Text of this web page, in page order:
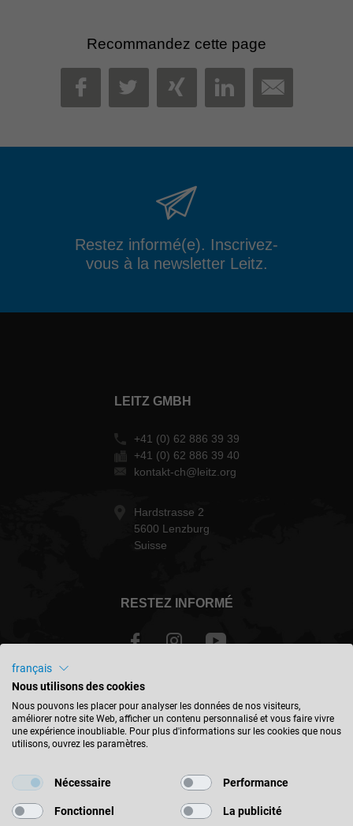
Recommandez cette page
FACEBOOK
TWITTER
XINGLINKEDIN
MAIL
Restez informé(e). Inscrivez-
vous à la newsletter Leitz.
LEITZ GMBH
+41 (0) 62 886 39 39
+41 (0) 62 886 39 40
kontakt-ch@leitz.org
Hardstrasse 2
5600 Lenzburg
Suisse
RESTEZ INFORMÉ
Schweiz - français
TROUVER UN EMPLACEMENT
français
Nous utilisons des cookies
Nous pouvons les placer pour analyser les données de nos visiteurs,
améliorer notre site Web, afficher un contenu personnalisé et vous faire vivre
une expérience inoubliable. Pour plus d'informations sur les cookies que nous
utilisons, ouvrez les paramètres.
Nécessaire Performance
Fonctionnel La publicité